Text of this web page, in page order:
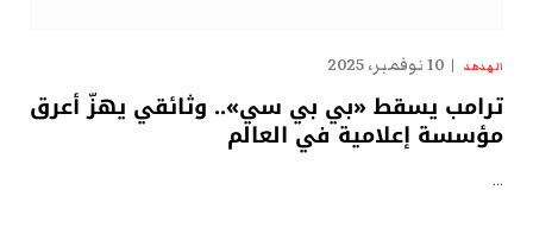
الهدهد 10 نوفمبر، 2025
ترامب يسقط «بي بي سي».. وثائقي يهزّ أعرق
مؤسسة إعلامية في العالم
…